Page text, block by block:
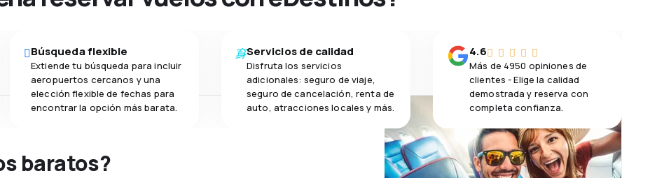
Búsqueda flexible
Extiende tu búsqueda para incluir
aeropuertos cercanos y una
elección flexible de fechas para
encontrar la opción más barata.
Servicios de calidad
Disfruta los servicios
adicionales: seguro de viaje,
seguro de cancelación, renta de
auto, atracciones locales y más.
4.6
Más de 4950 opiniones de
clientes - Elige la calidad
demostrada y reserva con
completa confianza.
baratos?